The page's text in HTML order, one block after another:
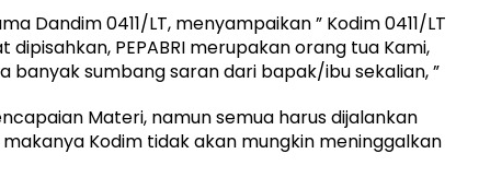
Dandim 0411/LT, menyampaikan ” Kodim 0411/LT
dipisahkan, PEPABRI merupakan orang tua Kami,
banyak sumbang saran dari bapak/ibu sekalian, ”
Materi, namun semua harus dijalankan
Kodim tidak akan mungkin meninggalkan